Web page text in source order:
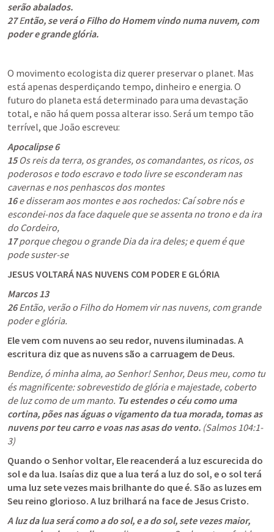
serão abalados.
27 Então, se verá o Filho do Homem vindo numa nuvem, com
poder e grande glória.
O movimento ecologista diz querer preservar o planet. Mas
está apenas desperdiçando tempo, dinheiro e energia. O
futuro do planeta está determinado para uma devastação
total, e não há quem possa alterar isso. Será um tempo tão
terrível, que João escreveu:
Apocalipse 6
15 Os reis da terra, os grandes, os comandantes, os ricos, os
poderosos e todo escravo e todo livre se esconderam nas
16 e disseram aos montes e aos rochedos: Caí sobre nós e
escondei-nos da face daquele que se assenta no trono e da ira
17 porque chegou o grande Dia da ira deles; e quem é que
pode suster-se
JESUS VOLTARÁ NAS NUVENS COM PODER E GLÓRIA
Marcos 13
26 Então, verão o Filho do Homem vir nas nuvens, com grande
poder e glória.
Ele vem com nuvens ao seu redor, nuvens iluminadas. A
escritura diz que as nuvens são a carruagem de Deus.
Bendize, ó minha alma, ao Senhor! Senhor, Deus meu, como tu
és magnificente: sobrevestido de glória e majestade, coberto
de luz como de um manto. Tu estendes o céu como uma
cortina, pões nas águas o vigamento da tua morada, tomas as
nuvens por teu carro e voas nas asas do vento. (Salmos 104:1-
3)
Quando o Senhor voltar, Ele reacenderá a luz escurecida do
sol e da lua. Isaías diz que a lua terá a luz do sol, e o sol terá
uma luz sete vezes mais brilhante do que é. São as luzes em
Seu reino glorioso. A luz brilhará na face de Jesus Cristo.
A luz da lua será como a do sol, e a do sol, sete vezes maior,